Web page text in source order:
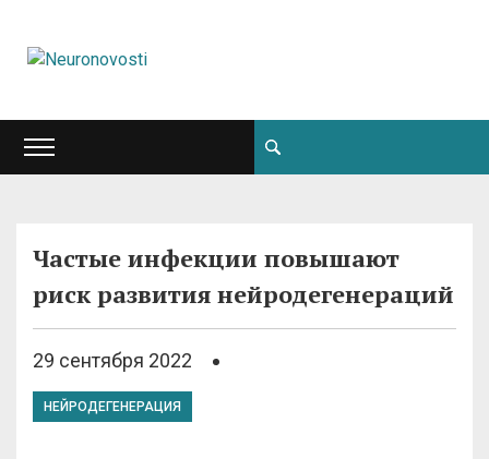
Частые инфекции повышают
риск развития нейродегенераций
29 сентября 2022
НЕЙРОДЕГЕНЕРАЦИЯ